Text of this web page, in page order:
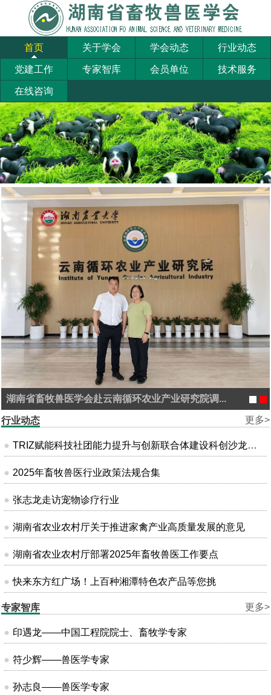
首页 关于学会 学会动态 行业动态
党建工作 专家智库 会员单位 技术服务
在线咨询
湖南省畜牧兽医学会赴云南循环农业产业研究院调...
更多>
行业动态
TRIZ赋能科技社团能力提升与创新联合体建设科创沙龙在昆明成功举办
2025年畜牧兽医行业政策法规合集
张志龙走访宠物诊疗行业
湖南省农业农村厅关于推进家禽产业高质量发展的意见
湖南省农业农村厅部署2025年畜牧兽医工作要点
快来东方红广场！上百种湘潭特色农产品等您挑
更多>
专家智库
印遇龙——中国工程院院士、畜牧学专家
符少辉——兽医学专家
孙志良——兽医学专家